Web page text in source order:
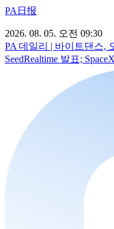
PA日报
2026. 08. 05. 오전 09:30
PA 데일리 | 바이트댄스,
SeedRealtime 발표;